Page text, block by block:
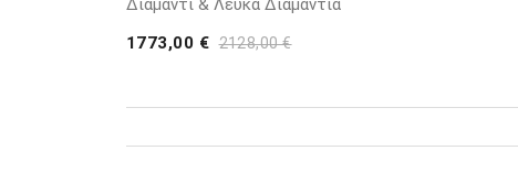
Διαμάντι & Λευκά Διαμάντια
1773,00 € 2128,00 €